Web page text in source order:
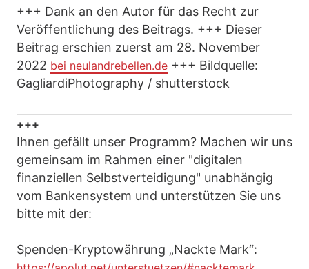
+++ Dank an den Autor für das Recht zur
Veröffentlichung des Beitrags. +++ Dieser
Beitrag erschien zuerst am 28. November
2022 bei neulandrebellen.de +++ Bildquelle:
GagliardiPhotography / shutterstock
+++
Ihnen gefällt unser Programm? Machen wir uns
gemeinsam im Rahmen einer "digitalen
finanziellen Selbstverteidigung" unabhängig
vom Bankensystem und unterstützen Sie uns
bitte mit der:
Spenden-Kryptowährung „Nackte Mark“: